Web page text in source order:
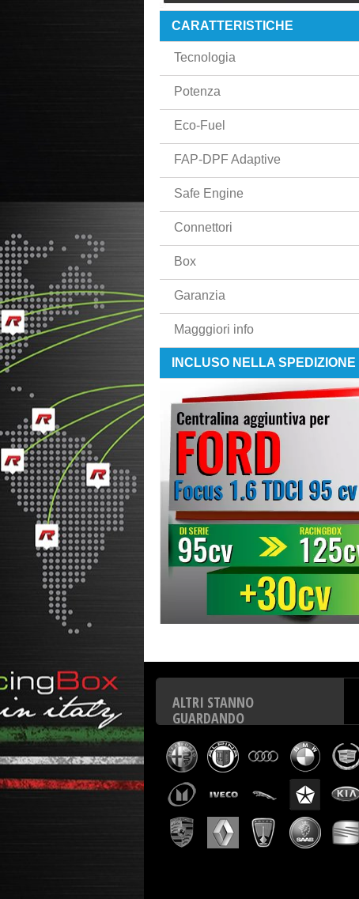
CARATTERISTICHE
Tecnologia
Potenza
Eco-Fuel
FAP-DPF Adaptive
Safe Engine
Connettori
Box
Garanzia
Magggiori info
INCLUSO NELLA SPEDIZIONE
ALTRI STANNO
GUARDANDO